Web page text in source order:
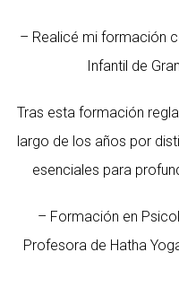
– Realicé mi formación
Infantil de
Tras esta formación
largo de los años por
esenciales para
– Formación en
Profesora de Hatha